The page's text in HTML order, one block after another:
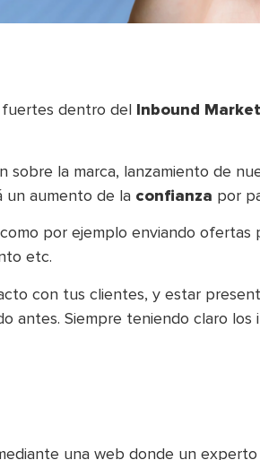
dentro del Inbound
sobre la marca, lanzamiento de
un aumento de la confianza por
por ejemplo enviando
etc.
con tus clientes, y estar
antes. Siempre teniendo claro
una web donde un